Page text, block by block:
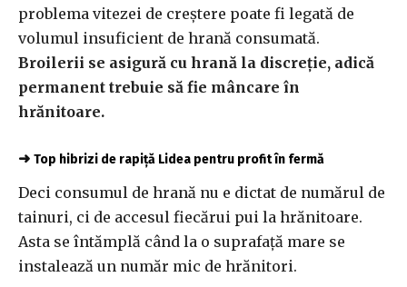
problema vitezei de creștere poate fi legată de
volumul insuficient de hrană consumată.
Broilerii se asigură cu hrană la discreție, adică
permanent trebuie să fie mâncare în
hrănitoare.
➜ Top hibrizi de rapiță Lidea pentru profit în fermă
Deci consumul de hrană nu e dictat de numărul de
tainuri, ci de accesul fiecărui pui la hrănitoare.
Asta se întămplă când la o suprafață mare se
instalează un număr mic de hrănitori.